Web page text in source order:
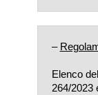
–
Elenco
264/2023